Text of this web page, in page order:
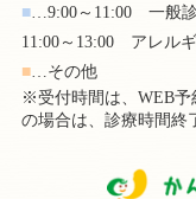
■…9:00～11:00 一般
11:00～13:00 アレル
■…その他
※受付時間は、WEB予
の場合は、診療時間終